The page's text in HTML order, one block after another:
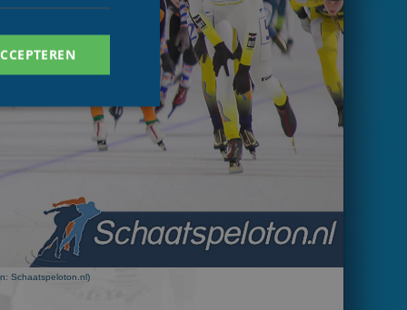
Schaatspeloton.nl)
cookies kunnen
Analytics -
used
unique users by